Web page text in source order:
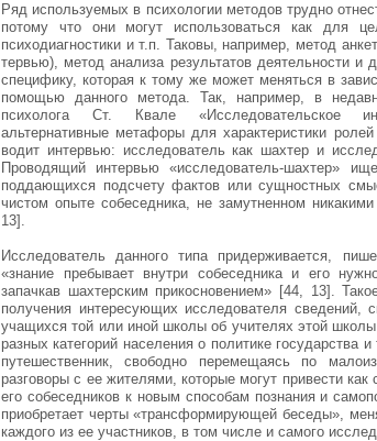
Ряд используемых в психологии методов трудно
потому что они могут использоваться как для
психодиагностики и т.п. Таковы, например, метод
тервью), метод анализа результатов деятельности
специфику, которая к тому же может меняться в
помощью данного метода. Так, например, в
психолога Ст. Квале «Исследовательское
альтернативные метафоры для характеристики
водит интервью: исследователь как шахтер и
Проводящий интервью «исследователь-шахтер»
поддающихся подсчету фактов или сущностных
чистом опыте собеседника, не замутненном
13].
Исследователь данного типа придерживается,
«знание пребывает внутри собеседника и его
запачкав шахтерским прикос­новением» [44, 13].
получения интересующих исследователя сведений,
учащихся той или иной школы об учителях этой
разных категорий населения о политике государства
путеше­ственник, свободно перемещаясь по
разговоры с ее жителями, которые могут привести как
его собеседников к новым спо­собам познания и
приобретает черты «трансформирующей беседы»,
каждого из ее участников, в том числе и самого